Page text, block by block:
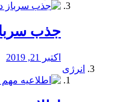
جذب
اکتبر 21, 2019
انرژی